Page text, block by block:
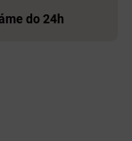
do 24h